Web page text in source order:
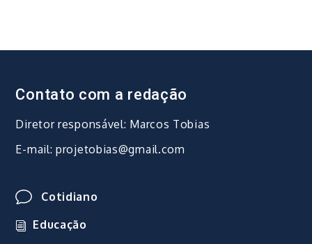
Contato com a redação
Diretor responsável: Marcos Tobias
E-mail: projetobias@gmail.com
Cotidiano
Educação